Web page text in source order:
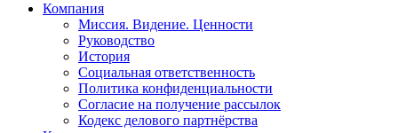
Компания
Миссия. Видение. Ценности
Руководство
История
Социальная ответственность
Политика конфиденциальности
Согласие на получение рассылок
Кодекс делового партнёрства